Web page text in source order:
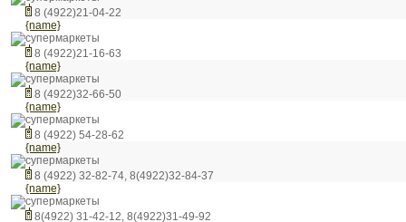
8 (4922)21-04-22
{name}
супермаркеты
8 (4922)21-16-63
{name}
супермаркеты
8 (4922)32-66-50
{name}
супермаркеты
8 (4922) 54-28-62
{name}
супермаркеты
8 (4922) 32-82-74, 8(4922)32-84-37
{name}
супермаркеты
8(4922) 31-42-12, 8(4922)31-49-92